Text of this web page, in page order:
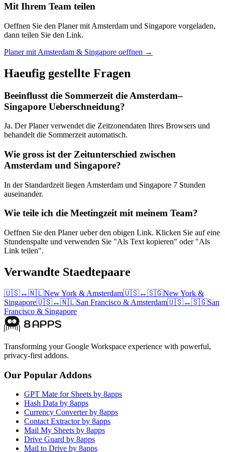
Mit Ihrem Team teilen
Oeffnen Sie den Planer mit Amsterdam und Singapore vorgeladen,
dann teilen Sie den Link.
Planer mit Amsterdam & Singapore oeffnen →
Haeufig gestellte Fragen
Beeinflusst die Sommerzeit die Amsterdam–
Singapore Ueberschneidung?
Ja. Der Planer verwendet die Zeitzonendaten Ihres Browsers und
behandelt die Sommerzeit automatisch.
Wie gross ist der Zeitunterschied zwischen
Amsterdam und Singapore?
In der Standardzeit liegen Amsterdam und Singapore 7 Stunden
auseinander.
Wie teile ich die Meetingzeit mit meinem Team?
Oeffnen Sie den Planer ueber den obigen Link. Klicken Sie auf eine
Stundenspalte und verwenden Sie "Als Text kopieren" oder "Als
Link teilen".
Verwandte Staedtepaare
🇺🇸↔🇳🇱New York & Amsterdam🇺🇸↔🇸🇬New York &
Singapore🇺🇸↔🇳🇱San Francisco & Amsterdam🇺🇸↔🇸🇬San
Francisco & Singapore
Transforming your Google Workspace experience with powerful,
privacy-first addons.
Our Popular Addons
GPT Mate for Sheets by 8apps
Hash Data by 8apps
Currency Converter by 8apps
Contact Extractor by 8apps
Mail My Sheets by 8apps
Drive Guard by 8apps
Mail to Drive by 8apps